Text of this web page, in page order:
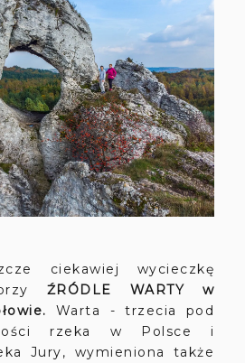
ciekawiej wycieczkę
ŹRÓDLE WARTY w
Warta - trzecia pod
rzeka w Polsce i
Jury, wymieniona także